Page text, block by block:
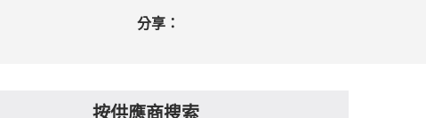
分享：
按供應商搜索